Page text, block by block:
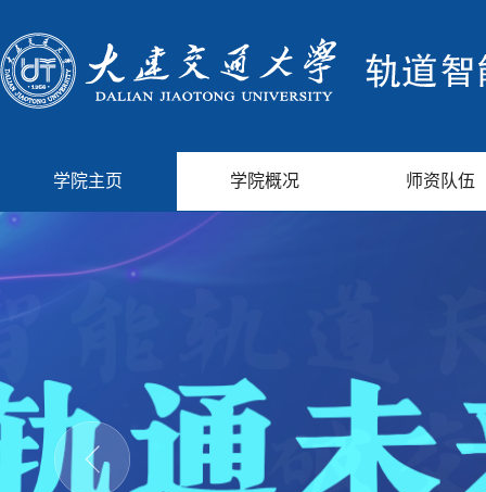
学院主页 学院概况 师资队伍